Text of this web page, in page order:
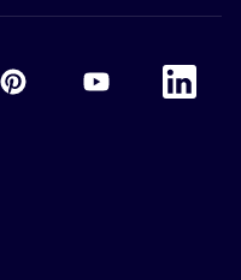
Accor Youtube
Accor